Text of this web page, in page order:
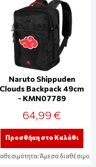
Naruto Shippuden
Clouds Backpack 49cm
- KMN07789
64,99 €
Προσθήκη στο Καλάθι
Άμεσα διαθέσιμο